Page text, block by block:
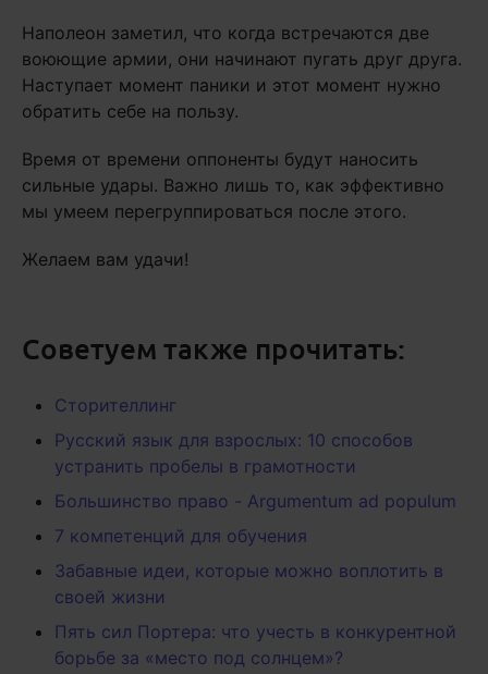
Наполеон заметил, что когда встречаются две
воюющие армии, они начинают пугать друг друга.
Наступает момент паники и этот момент нужно
обратить себе на пользу.
Время от времени оппоненты будут наносить
сильные удары. Важно лишь то, как эффективно
мы умеем перегруппироваться после этого.
Желаем вам удачи!
Советуем также прочитать:
Сторителлинг
Русский язык для взрослых: 10 способов
устранить пробелы в грамотности
Большинство право - Argumentum ad populum
7 компетенций для обучения
Забавные идеи, которые можно воплотить в
своей жизни
Пять сил Портера: что учесть в конкурентной
борьбе за «место под солнцем»?